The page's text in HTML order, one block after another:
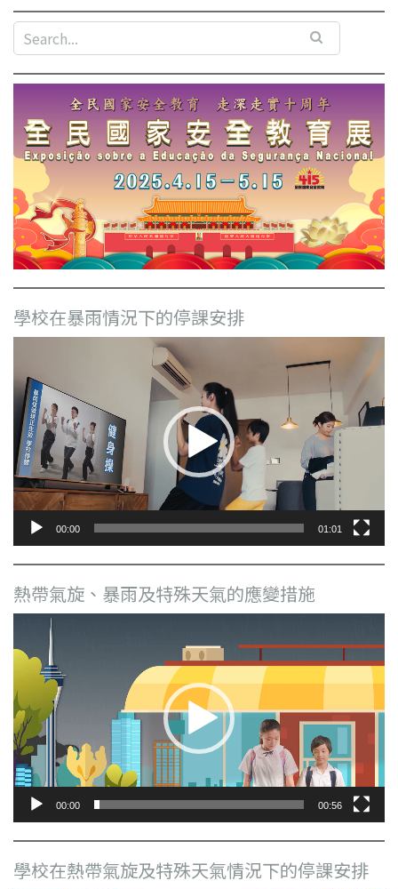
學校在暴雨情況下的停課安排
播
放
器
00:00 01:01
熱帶氣旋、暴雨及特殊天氣的應變措施
訊
放
器
00:00 00:56
學校在熱帶氣旋及特殊天氣情況下的停課安排